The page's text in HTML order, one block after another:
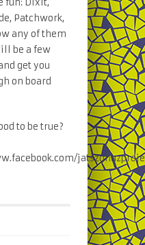
fun: Dixit,
Patchwork,
any of them
be a few
get you
on board
to be true?